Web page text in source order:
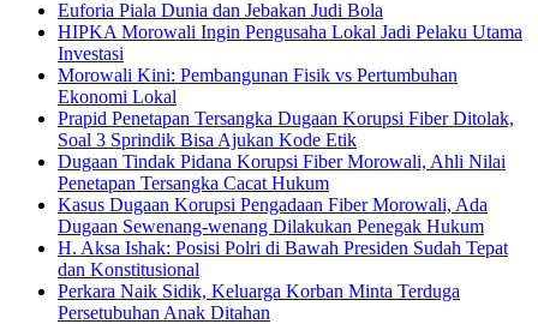
Euforia Piala Dunia dan Jebakan Judi Bola
HIPKA Morowali Ingin Pengusaha Lokal Jadi Pelaku Utama
Investasi
Morowali Kini: Pembangunan Fisik vs Pertumbuhan
Ekonomi Lokal
Prapid Penetapan Tersangka Dugaan Korupsi Fiber Ditolak,
Soal 3 Sprindik Bisa Ajukan Kode Etik
Dugaan Tindak Pidana Korupsi Fiber Morowali, Ahli Nilai
Penetapan Tersangka Cacat Hukum
Kasus Dugaan Korupsi Pengadaan Fiber Morowali, Ada
Dugaan Sewenang-wenang Dilakukan Penegak Hukum
H. Aksa Ishak: Posisi Polri di Bawah Presiden Sudah Tepat
dan Konstitusional
Perkara Naik Sidik, Keluarga Korban Minta Terduga
Persetubuhan Anak Ditahan